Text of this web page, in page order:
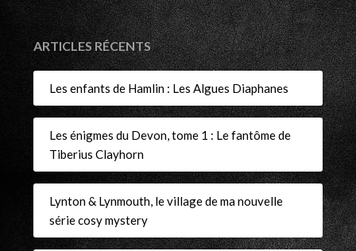
ARTICLES RÉCENTS
Les enfants de Hamlin : Les Algues Diaphanes
Les énigmes du Devon, tome 1 : Le fantôme de
Tiberius Clayhorn
Lynton & Lynmouth, le village de ma nouvelle
série cosy mystery